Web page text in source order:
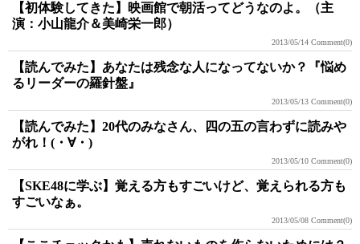
【初体験してきた】映画館で朝活ってどうなのよ。（主
演：小山龍介＆美崎栄一郎）
2013/05/14 Comment(0)
【読んでみた】あなたは残念な人になってないか？『悩め
るリーダーの羅針盤』
2013/05/13 Comment(0)
【読んでみた】20代のみなさん、四の五の言わずに読みや
がれ！(・∀・)
2013/05/10 Comment(0)
【SKE48に学ぶ】覚える方もすごいけど、覚えられる方も
すごいなぁ。
2013/05/08 Comment(0)